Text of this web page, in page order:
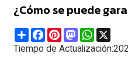
¿Cómo se puede
ShareFacebook
Pinterest
Mastodon
Tiempo de Actualización: